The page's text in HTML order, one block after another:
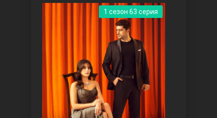
1 сезон 63 серия